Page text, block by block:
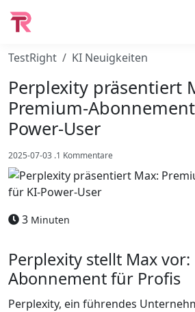
TestRight KI Neuigkeiten
Perplexity präsentiert
Premium-
Power-User
2025-07-03 .1 Kommentare
3 Minuten
Perplexity stellt Max
Abonnement für Profis
Perplexity, ein führendes